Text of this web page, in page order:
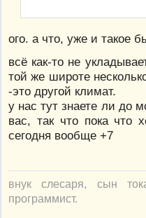
ого. а что, уже и такое
всё как-то не
той же широте
-это другой климат.
у нас тут знаете ли до
вас, так что пока что
сегодня вообще +7
внук слесаря, сын
программист.